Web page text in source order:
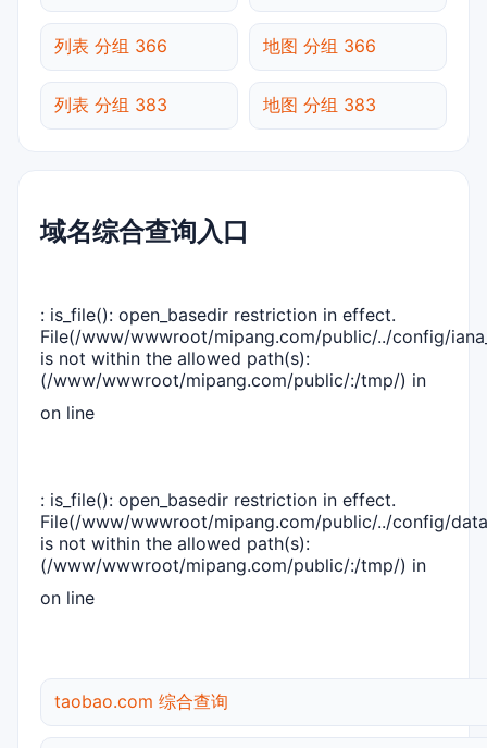
列表 分组 366 地图 分组 366
列表 分组 383 地图 分组 383
域名综合查询入口
: is_file(): open_basedir restriction in effect.
File(/www/wwwroot/mipang.com/public/../config/
is not within the allowed path(s):
(/www/wwwroot/mipang.com/public/:/tmp/) in
on line
: is_file(): open_basedir restriction in effect.
File(/www/wwwroot/mipang.com/public/../config/
is not within the allowed path(s):
(/www/wwwroot/mipang.com/public/:/tmp/) in
on line
taobao.com 综合查询